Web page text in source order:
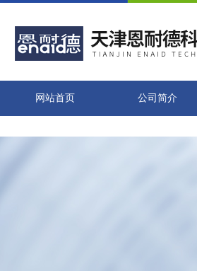
网站首页 公司简介